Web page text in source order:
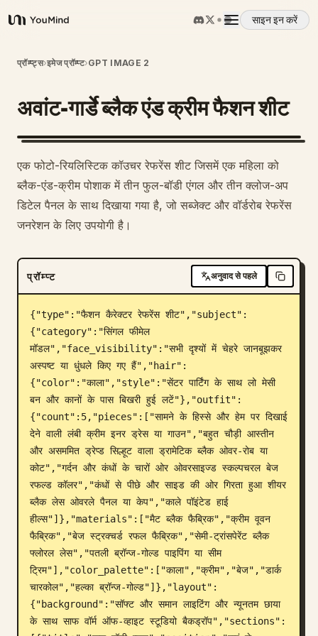
YouMind
साइन इन करें
अवलोकन
उपयोग के मामले
प्रॉम्प्ट
डाउनलोड
ब्लॉग
अपडेट
प्रॉम्प्ट्स›इमेज प्रॉम्प्ट›GPT IMAGE 2
अवांट-गार्डे ब्लैक एंड क्रीम फैशन शीट
एक फोटो-रियलिस्टिक कॉउचर रेफरेंस शीट जिसमें एक महिला को
ब्लैक-एंड-क्रीम पोशाक में तीन फुल-बॉडी एंगल और तीन क्लोज-अप
डिटेल पैनल के साथ दिखाया गया है, जो सब्जेक्ट और वॉर्डरोब रेफरेंस
जनरेशन के लिए उपयोगी है।
प्रॉम्प्ट अनुवाद से पहले
{"type":"फैशन कैरेक्टर रेफरेंस शीट","subject":
{"category":"सिंगल फीमेल
मॉडल","face_visibility":"सभी दृश्यों में चेहरे जानबूझकर
अस्पष्ट या धुंधले किए गए हैं","hair":
{"color":"काला","style":"सेंटर पार्टिंग के साथ लो मेसी
बन और कानों के पास बिखरी हुई लटें"},"outfit":
{"count":5,"pieces":["सामने के हिस्से और हेम पर दिखाई
देने वाली लंबी क्रीम इनर ड्रेस या गाउन","बहुत चौड़ी आस्तीन
और असममित ड्रेप्ड सिल्हूट वाला ड्रामेटिक ब्लैक ओवर-रोब या
कोट","गर्दन और कंधों के चारों ओर ओवरसाइज्ड स्कल्पचरल बेज
रफल्ड कॉलर","कंधों से पीछे और साइड की ओर गिरता हुआ शीयर
ब्लैक लेस ओवरले पैनल या केप","काले पॉइंटेड हाई
हील्स"]},"materials":["मैट ब्लैक फैब्रिक","क्रीम वूवन
फैब्रिक","बेज स्ट्रक्चर्ड रफल फैब्रिक","सेमी-ट्रांसपेरेंट ब्लैक
फ्लोरल लेस","पतली ब्रॉन्ज-गोल्ड पाइपिंग या सीम
ट्रिम"],"color_palette":["काला","क्रीम","बेज","डार्क
चारकोल","हल्का ब्रॉन्ज-गोल्ड"]},"layout":
{"background":"सॉफ्ट और समान लाइटिंग और न्यूनतम छाया
के साथ साफ वॉर्म ऑफ-व्हाइट स्टूडियो बैकड्रॉप","sections":